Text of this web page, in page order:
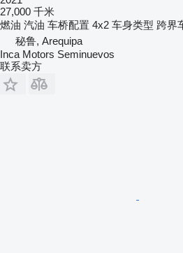
27,000 千米
燃油 汽油 车桥配置 4x2 车身类型 跨界
秘鲁, Arequipa
Inca Motors Seminuevos
联系卖方